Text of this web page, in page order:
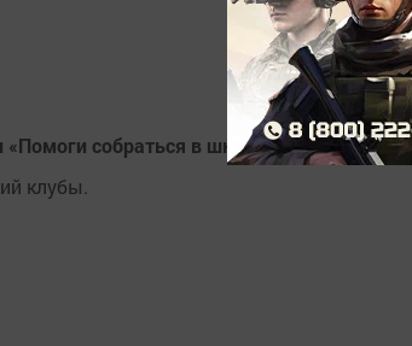
собраться в школу» навестили
клубы.